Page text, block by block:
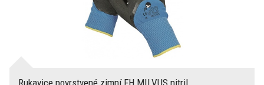
Rukavice povrstvené zimní FH MILVUS nitril